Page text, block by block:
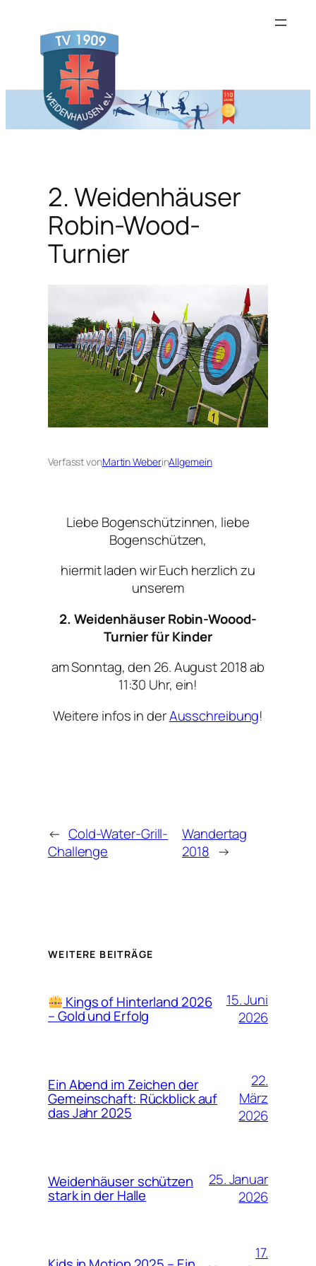
springen
2. Weidenhäuser
Robin-Wood-
Turnier
Verfasst vonMartin WeberinAllgemein
Liebe Bogenschützinnen, liebe
Bogenschützen,
hiermit laden wir Euch herzlich zu
unserem
2. Weidenhäuser Robin-Woood-
Turnier für Kinder
am Sonntag, den 26. August 2018 ab
11:30 Uhr, ein!
Weitere infos in derAusschreibung!
← Cold-Water-Grill-
Challenge
Wandertag
2018 →
WEITERE BEITRÄGE
Kings of Hinterland 2026
– Gold und Erfolg
15. Juni
2026
Ein Abend im Zeichen der
Gemeinschaft: Rückblick auf
das Jahr 2025
22.
März
2026
Weidenhäuser schützen
stark in der Halle
25. Januar
2026
17.